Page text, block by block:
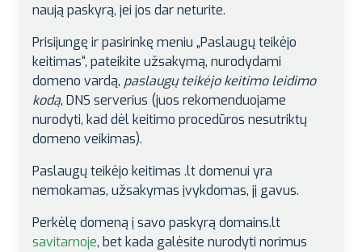
naują paskyrą, jei jos dar neturite.
Prisijungę ir pasirinkę meniu „Paslaugų teikėjo
keitimas“, pateikite užsakymą, nurodydami
domeno vardą, paslaugų teikėjo keitimo leidimo
kodą, DNS serverius (juos rekomenduojame
nurodyti, kad dėl keitimo procedūros nesutriktų
domeno veikimas).
Paslaugų teikėjo keitimas .lt domenui yra
nemokamas, užsakymas įvykdomas, jį gavus.
Perkėlę domeną į savo paskyrą domains.lt
savitarnoje, bet kada galėsite nurodyti norimus